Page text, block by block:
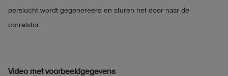
perslucht wordt gegenereerd en sturen het door naar de
correlator.
Video met voorbeeldgegevens